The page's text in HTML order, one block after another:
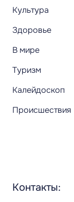
Культура
Здоровье
В мире
Туризм
Калейдоскоп
Происшествия
Контакты: